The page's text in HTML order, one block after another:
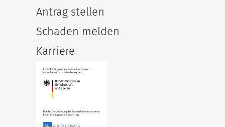
Antrag stellen
Schaden melden
Karriere